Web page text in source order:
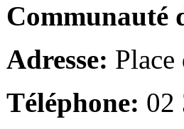
Communauté
Adresse:
Téléphone: 02